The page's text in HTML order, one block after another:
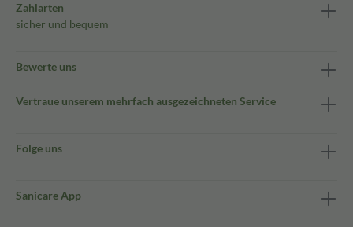
Zahlarten
sicher und bequem
Bewerte uns
Vertraue unserem mehrfach ausgezeichneten Service
Folge uns
Sanicare App